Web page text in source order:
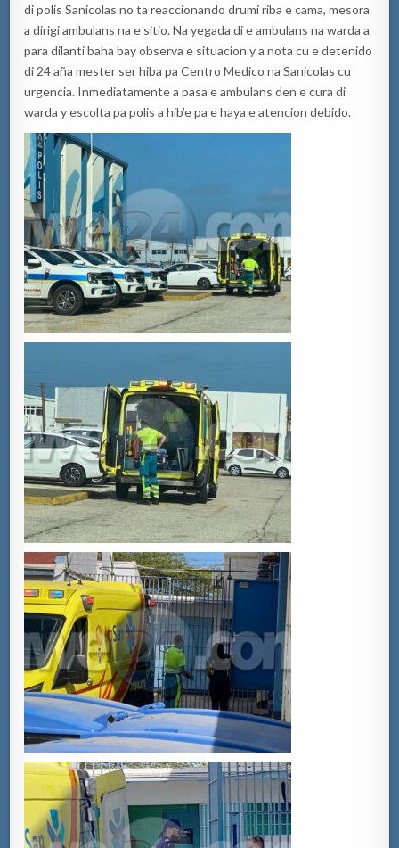
di polis Sanicolas no ta reaccionando drumi riba e cama, mesora
a dirigi ambulans na e sitio. Na yegada di e ambulans na warda a
para dilanti baha bay observa e situacion y a nota cu e detenido
di 24 aña mester ser hiba pa Centro Medico na Sanicolas cu
urgencia. Inmediatamente a pasa e ambulans den e cura di
warda y escolta pa polis a hib’e pa e haya e atencion debido.